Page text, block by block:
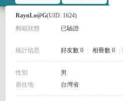
RaynLo@G(UID: 1624)
郵箱狀態
已驗證
統計信息 好友數 0 相冊數 0
性別
男
居住地
台灣省